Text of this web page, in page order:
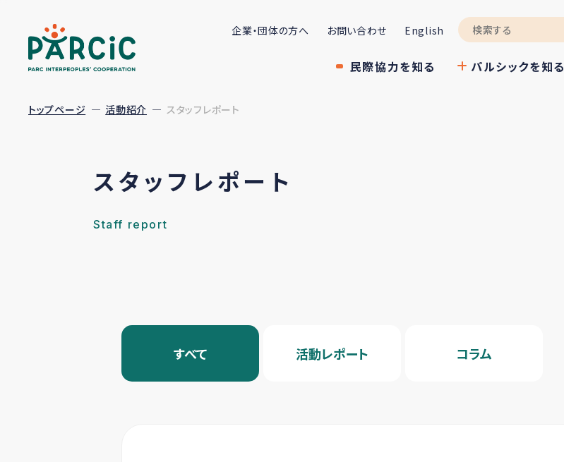
企業・団体の方へ お問い合わせ English
民際協力を知る パルシックを知る
トップページ 活動紹介 スタッフレポート
スタッフレポート
Staff report
すべて 活動レポート コラム